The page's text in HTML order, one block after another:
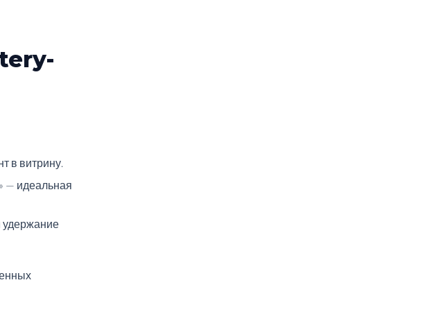
в витрину.
— идеальная
удержание